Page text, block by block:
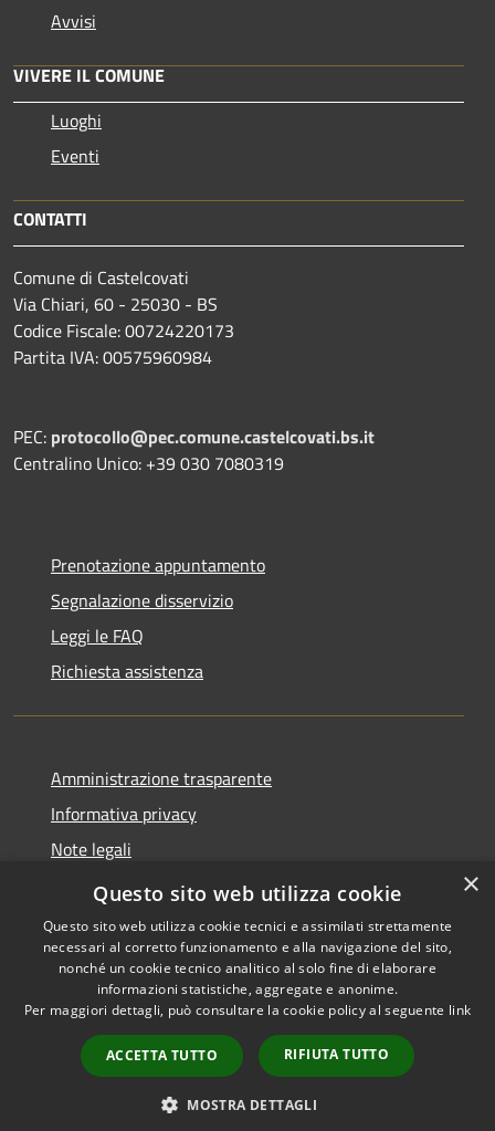
Avvisi
VIVERE IL COMUNE
Luoghi
Eventi
CONTATTI
Comune di Castelcovati
Via Chiari, 60 - 25030 - BS
Codice Fiscale: 00724220173
Partita IVA: 00575960984
PEC: protocollo@pec.comune.castelcovati.bs.it
Centralino Unico: +39 030 7080319
Prenotazione appuntamento
Segnalazione disservizio
Leggi le FAQ
Richiesta assistenza
Amministrazione trasparente
Informativa privacy
Note legali
Dichiarazione di accessibilità
Accessibilità
Copyright © 2026 • Comune di
Castelcovati • Powered by
Municipium•
Accesso
redazione
×
Questo sito web utilizza cookie
Questo sito web utilizza cookie tecnici e assimilati strettamente
necessari al corretto funzionamento e alla navigazione del sito,
nonché un cookie tecnico analitico al solo fine di elaborare
informazioni statistiche, aggregate e anonime.
Per maggiori dettagli, può consultare la cookie policy al seguente link
ACCETTA TUTTO RIFIUTA TUTTO
MOSTRA DETTAGLI